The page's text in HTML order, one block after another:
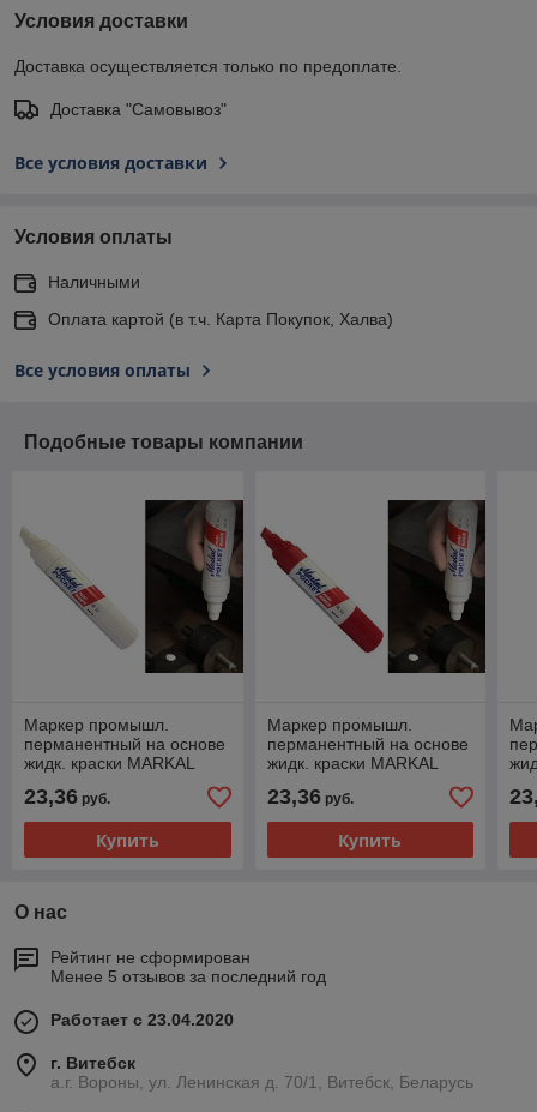
Условия доставки
Доставка осуществляется только по предоплате.
Доставка "Самовывоз"
Все условия доставки
Условия оплаты
Наличными
Оплата картой (в т.ч. Карта Покупок, Халва)
Все условия оплаты
Подобные товары компании
Маркер промышл.
перманентный на основе
жидк. краски MARKAL
23,36 руб.
Купить
Маркер промышл.
перманентный на основе
жидк. краски MARKAL
23,36руб.
Купить
О нас
Рейтинг не сформирован
Менее 5 отзывов за последний год
Работает с 23.04.2020
г. Витебск
а.г. Вороны, ул. Ленинская д. 70/1, Витебск, Беларусь